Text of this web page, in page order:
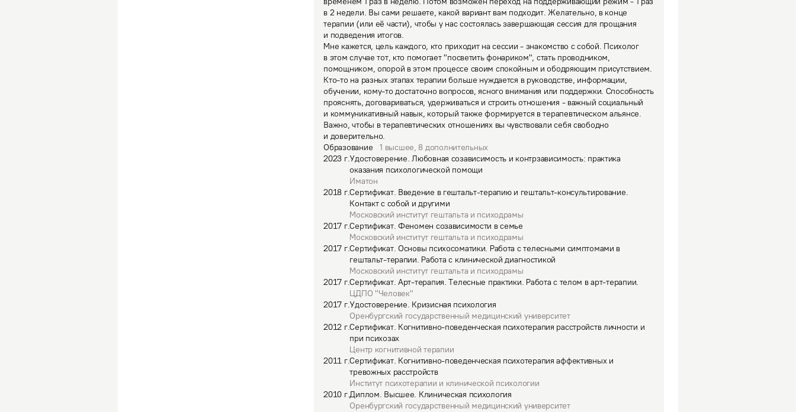
в 2 недели. Вы сами решаете, какой вариант вам подходит. Желательно, в конце
терапии (или её части), чтобы у нас состоялась завершающая сессия для прощания
и подведения итогов.
Мне кажется, цель каждого, кто приходит на сессии - знакомство с собой. Психолог
в этом случае тот, кто помогает "посветить фонариком", стать проводником,
помощником, опорой в этом процессе своим спокойным и ободряющим присутствием.
Кто-то на разных этапах терапии больше нуждается в руководстве, информации,
обучении, кому-то достаточно вопросов, ясного внимания или поддержки. Способность
прояснять, договариваться, удерживаться и строить отношения - важный социальный
и коммуникативный навык, который также формируется в терапевтическом альянсе.
Важно, чтобы в терапевтических отношениях вы чувствовали себя свободно
и доверительно.
Образование
1 высшее, 8 дополнительных
2023 г.Удостоверение.Любовная созависимость и контрзависимость: практика
оказания психологической помощи
Иматон
2018 г.Сертификат. Введение в гештальт-терапию и гештальт-консультирование.
Контакт с собой и другими
Московский институт гештальта и психодрамы
2017 г.Сертификат.Феномен созависимости в семье
Московский институт гештальта и психодрамы
2017 г.Сертификат. Основы психосоматики. Работа с телесными симптомами в
гештальт-терапии. Работа с клинической диагностикой
Московский институт гештальта и психодрамы
2017 г.Сертификат.Арт-терапия. Телесные практики. Работа с телом в арт-терапии.
ЦДПО "Человек"
2017 г.Удостоверение. Кризисная психология
Оренбургский государственный медицинский университет
2012 г.Сертификат. Когнитивно-поведенческая психотерапия расстройств личности и
при психозах
Центр когнитивной терапии
2011 г.Сертификат. Когнитивно-поведенческая психотерапия аффективных и
тревожных расстройств
Институт психотерапии и клинической психологии
2010 г.Диплом. Высшее. Клиническая психология
Оренбургский государственный медицинский университет